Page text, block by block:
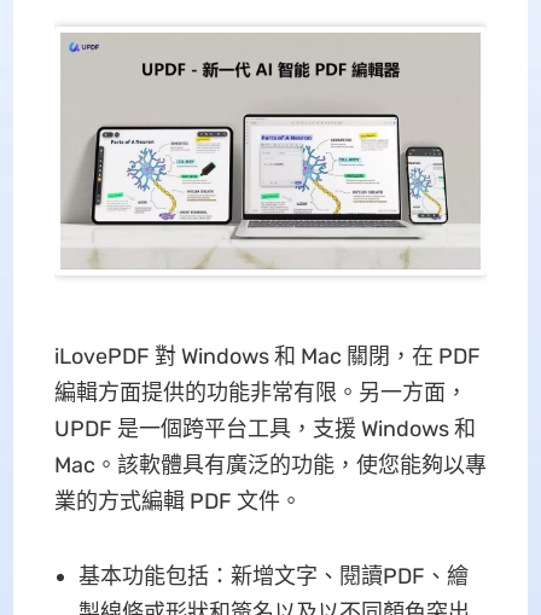
iLovePDF 對 Windows 和 Mac 關閉，在 PDF
編輯方面提供的功能非常有限。另一方面，
UPDF 是一個跨平台工具，支援 Windows 和
Mac。該軟體具有廣泛的功能，使您能夠以專
業的方式編輯 PDF 文件。
基本功能包括：新增文字、閱讀PDF、繪